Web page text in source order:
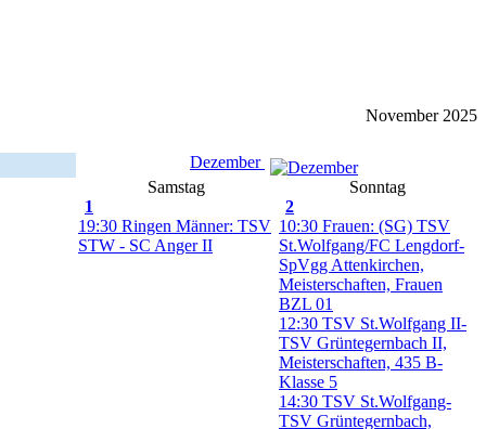
November 2025
Dezember
Samstag
Sonntag
1
19:30 Ringen Männer: TSV
STW - SC Anger II
2
10:30 Frauen: (SG) TSV
St.Wolfgang/FC Lengdorf-
SpVgg Attenkirchen,
Meisterschaften, Frauen
BZL 01
12:30 TSV St.Wolfgang II-
TSV Grüntegernbach II,
Meisterschaften, 435 B-
Klasse 5
14:30 TSV St.Wolfgang-
TSV Grüntegernbach,